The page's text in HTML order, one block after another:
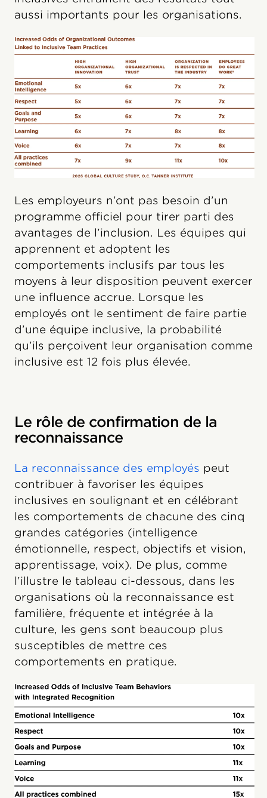
aussi importants pour les organisations.
Les employeurs n’ont pas besoin d’un
programme officiel pour tirer parti des
avantages de l’inclusion. Les équipes qui
apprennent et adoptent les
comportements inclusifs par tous les
moyens à leur disposition peuvent exercer
une influence accrue. Lorsque les
employés ont le sentiment de faire partie
d’une équipe inclusive, la probabilité
qu’ils perçoivent leur organisation comme
inclusive est 12 fois plus élevée.
Le rôle de confirmation de la
reconnaissance
La reconnaissance des employés peut
contribuer à favoriser les équipes
inclusives en soulignant et en célébrant
les comportements de chacune des cinq
grandes catégories (intelligence
émotionnelle, respect, objectifs et vision,
apprentissage, voix). De plus, comme
l’illustre le tableau ci-dessous, dans les
organisations où la reconnaissance est
familière, fréquente et intégrée à la
culture, les gens sont beaucoup plus
susceptibles de mettre ces
comportements en pratique.